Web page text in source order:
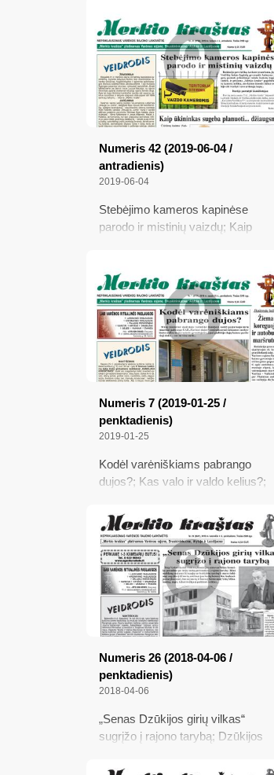
Numeris 42 (2019-06-04 /
antradienis)
2019-06-04
Stebėjimo kameros kapinėse
parodo ir mistinių vaizdų; Kaip
laimėjo Sidabro diplomą; Etninės
kultūros konferencija Varėnoje
Numeris 7 (2019-01-25 /
penktadienis)
2019-01-25
Kodėl varėniškiams pabrango
dujos?; Kas valo ir valdo kelius?;
koreguoja ir autobusų maršrutus
Numeris 26 (2018-04-06 /
penktadienis)
2018-04-06
„Senas Dzūkijos girių vilkas“
sugrįžo į rajono tarybą; Dzūkijos
bobutė neprivažiuoja; Žemdirbių